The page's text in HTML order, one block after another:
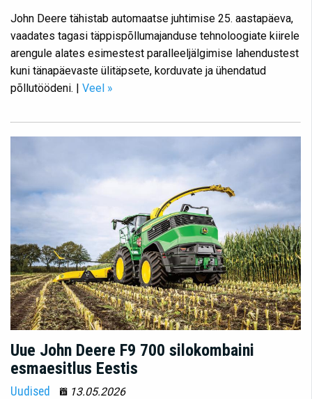
John Deere tähistab automaatse juhtimise 25. aastapäeva,
vaadates tagasi täppispõllumajanduse tehnoloogiate kiirele
arengule alates esimestest paralleeljälgimise lahendustest
kuni tänapäevaste ülitäpsete, korduvate ja ühendatud
põllutöödeni. | Veel »
Uue John Deere F9 700 silokombaini
esmaesitlus Eestis
Uudised 13.05.2026